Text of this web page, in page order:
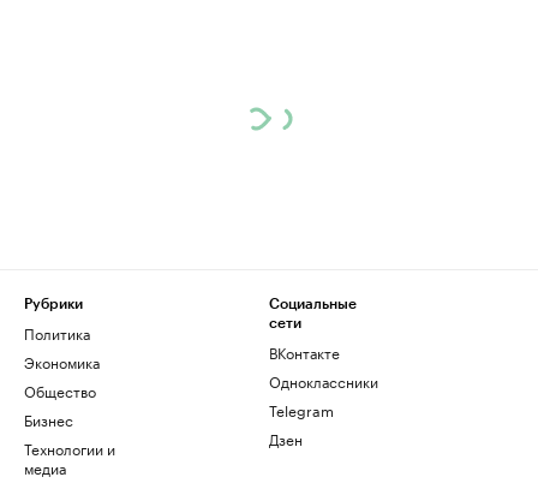
Рубрики
Политика
Экономика
Общество
Бизнес
Технологии и
медиа
Социальные
сети
ВКонтакте
Одноклассники
Telegram
Дзен